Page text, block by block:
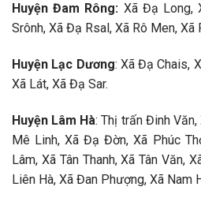
Huyện Đam Rông: Xã Đạ Long,
Srônh, Xã Đạ Rsal, Xã Rô Men, Xã
Huyện Lạc Dương: Xã Đạ Chais,
Xã Lát, Xã Đạ Sar.
Huyện Lâm Hà: Thị trấn Đinh Văn,
Mê Linh, Xã Đạ Đờn, Xã Phúc
Lâm, Xã Tân Thanh, Xã Tân Văn,
Liên Hà, Xã Đan Phượng, Xã Nam